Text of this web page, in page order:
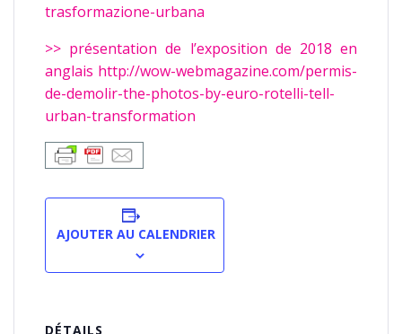
trasformazione-urbana
>> présentation de l’exposition de 2018 en
anglais http://wow-webmagazine.com/permis-
de-demolir-the-photos-by-euro-rotelli-tell-
urban-transformation
AJOUTER AU CALENDRIER
DÉTAILS